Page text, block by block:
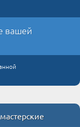
вашей